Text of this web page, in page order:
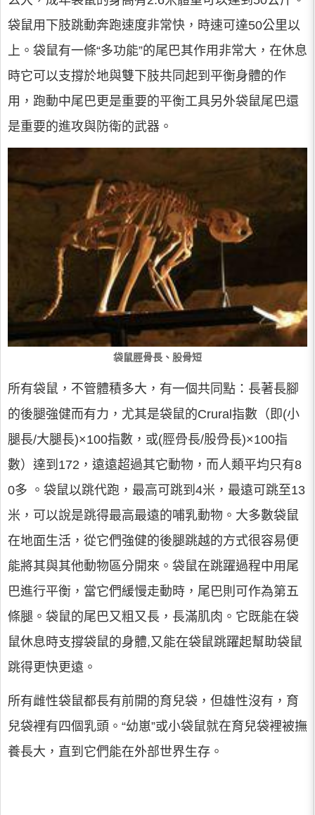
袋鼠用下肢跳動奔跑速度非常快，時速可達50公里以
上。袋鼠有一條“多功能”的尾巴其作用非常大，在休息
時它可以支撐於地與雙下肢共同起到平衡身體的作
用，跑動中尾巴更是重要的平衡工具另外袋鼠尾巴還
是重要的進攻與防衛的武器。
袋鼠脛骨長、股骨短
所有袋鼠，不管體積多大，有一個共同點：長著長腳
的後腿強健而有力，尤其是袋鼠的Crural指數（即(小
腿長/大腿長)×100指數，或(脛骨長/股骨長)×100指
數）達到172，遠遠超過其它動物，而人類平均只有8
0多 。袋鼠以跳代跑，最高可跳到4米，最遠可跳至13
米，可以說是跳得最高最遠的哺乳動物。大多數袋鼠
在地面生活，從它們強健的後腿跳越的方式很容易便
能將其與其他動物區分開來。袋鼠在跳躍過程中用尾
巴進行平衡，當它們緩慢走動時，尾巴則可作為第五
條腿。袋鼠的尾巴又粗又長，長滿肌肉。它既能在袋
鼠休息時支撐袋鼠的身體,又能在袋鼠跳躍起幫助袋鼠
跳得更快更遠。
所有雌性袋鼠都長有前開的育兒袋，但雄性沒有，育
兒袋裡有四個乳頭。“幼崽”或小袋鼠就在育兒袋裡被撫
養長大，直到它們能在外部世界生存。